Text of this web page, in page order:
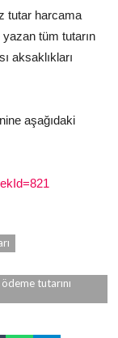
tutar harcama
tüm tutarın
aksaklıkları
aşağıdaki
tutarını